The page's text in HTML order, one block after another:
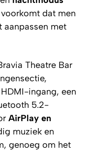
dat men
aanpassen met
Theatre Bar
ingang, een
5.2-
AirPlay en
muziek en
genoeg om het